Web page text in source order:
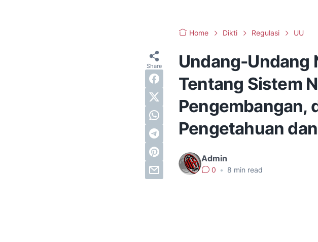
Home Dikti Regulasi UU
Undang-Undang
Tentang Sistem
Pengembangan,
Pengetahuan
Admin
0 • 8 min read